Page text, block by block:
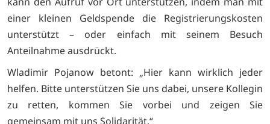
einer kleinen Geldspende die Registrierungskosten
unterstützt – oder einfach mit seinem Besuch
Anteilnahme ausdrückt.
Wladimir Pojanow betont: „Hier kann wirklich jeder
helfen. Bitte unterstützen Sie uns dabei, unsere Kollegin
zu retten, kommen Sie vorbei und zeigen Sie
gemeinsam mit uns Solidarität.“